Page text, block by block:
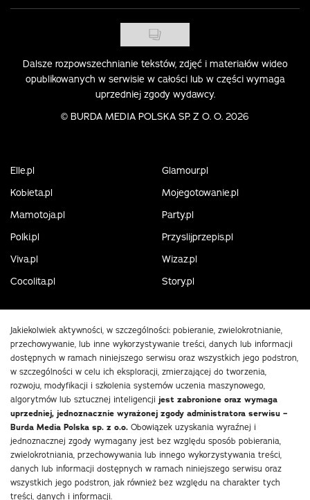
Dalsze rozpowszechnianie tekstów, zdjęć i materiałów wideo
opublikowanych w serwisie w całości lub w części wymaga
uprzedniej zgody wydawcy.
© BURDA MEDIA POLSKA SP. Z O. O. 2026
Elle.pl
Glamour.pl
Kobieta.pl
Mojegotowanie.pl
Mamotoja.pl
Party.pl
Polki.pl
Przyslijprzepis.pl
Viva.pl
Wizaz.pl
Cocolita.pl
Story.pl
Jakiekolwiek aktywności, w szczególności: pobieranie, zwielokrotnianie,
przechowywanie, lub inne wykorzystywanie treści, danych lub informacji
dostępnych w ramach niniejszego serwisu oraz wszystkich jego podstron,
w szczególności w celu ich eksploracji, zmierzającej do tworzenia,
rozwoju, modyfikacji i szkolenia systemów uczenia maszynowego,
algorytmów lub sztucznej inteligencji jest zabronione oraz wymaga
uprzedniej, jednoznacznie wyrażonej zgody administratora serwisu –
Burda Media Polska sp. z o.o. Obowiązek uzyskania wyraźnej i
jednoznacznej zgody wymagany jest bez względu sposób pobierania,
zwielokrotniania, przechowywania lub innego wykorzystywania treści,
danych lub informacji dostępnych w ramach niniejszego serwisu oraz
wszystkich jego podstron, jak również bez względu na charakter tych
treści, danych i informacji.